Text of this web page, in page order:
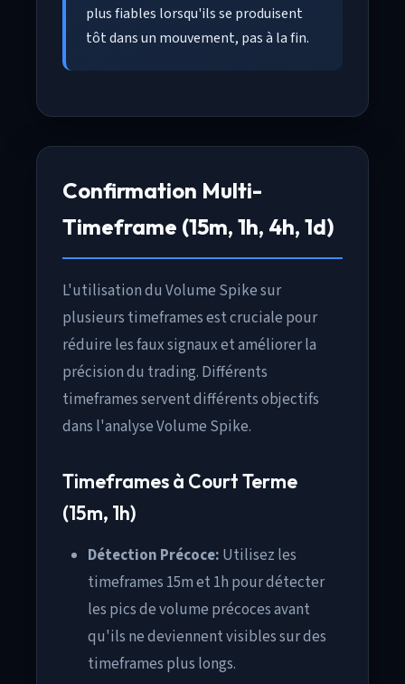
plus fiables lorsqu'ils se produisent
tôt dans un mouvement, pas à la fin.
Confirmation Multi-
Timeframe (15m, 1h, 4h, 1d)
L'utilisation du Volume Spike sur
plusieurs timeframes est cruciale pour
réduire les faux signaux et améliorer la
précision du trading. Différents
timeframes servent différents objectifs
dans l'analyse Volume Spike.
Timeframes à Court Terme
(15m, 1h)
Détection Précoce: Utilisez les
timeframes 15m et 1h pour détecter
les pics de volume précoces avant
qu'ils ne deviennent visibles sur des
timeframes plus longs.